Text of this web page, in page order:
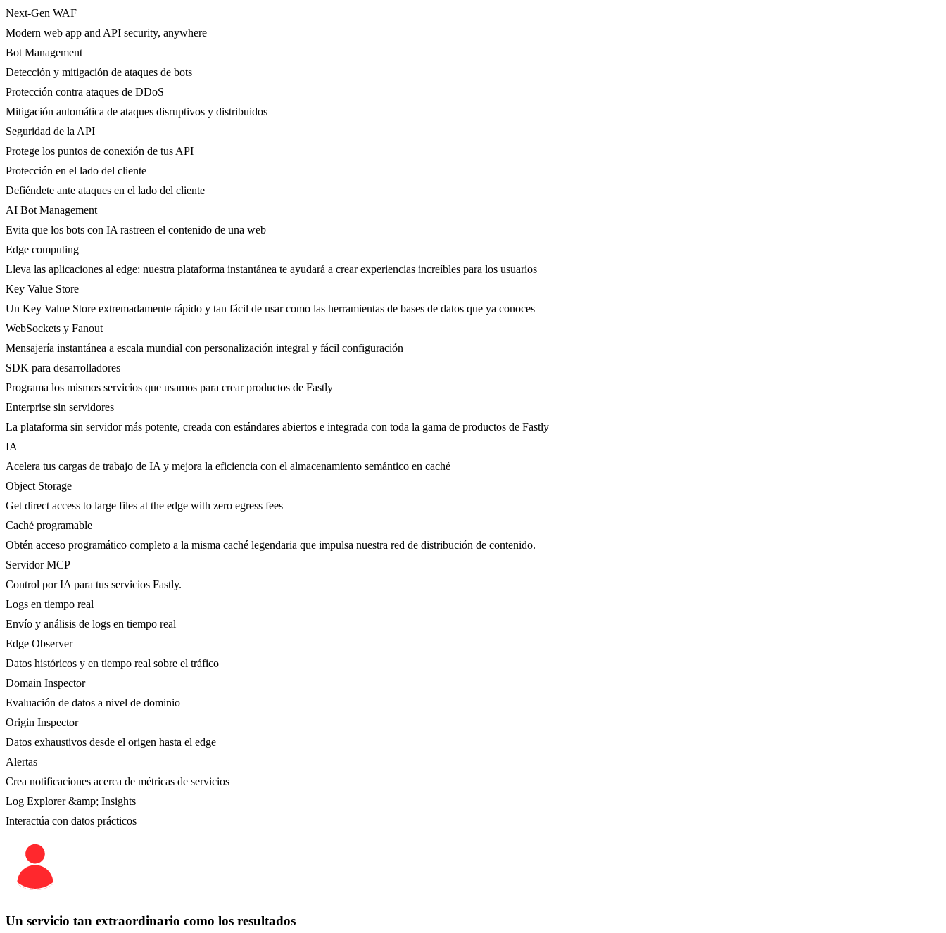
Next-Gen WAF
Modern web app and API security, anywhere
Bot Management
Detección y mitigación de ataques de bots
Protección contra ataques de DDoS
Mitigación automática de ataques disruptivos y distribuidos
Seguridad de la API
Protege los puntos de conexión de tus API
Protección en el lado del cliente
Defiéndete ante ataques en el lado del cliente
AI Bot Management
Evita que los bots con IA rastreen el contenido de una web
Edge computing
Lleva las aplicaciones al edge: nuestra plataforma instantánea te ayudará a crear experiencias increíbles para los usuarios
Key Value Store
Un Key Value Store extremadamente rápido y tan fácil de usar como las herramientas de bases de datos que ya conoces
WebSockets y Fanout
Mensajería instantánea a escala mundial con personalización integral y fácil configuración
SDK para desarrolladores
Programa los mismos servicios que usamos para crear productos de Fastly
Enterprise sin servidores
La plataforma sin servidor más potente, creada con estándares abiertos e integrada con toda la gama de productos de Fastly
IA
Acelera tus cargas de trabajo de IA y mejora la eficiencia con el almacenamiento semántico en caché
Object Storage
Get direct access to large files at the edge with zero egress fees
Caché programable
Obtén acceso programático completo a la misma caché legendaria que impulsa nuestra red de distribución de contenido.
Servidor MCP
Control por IA para tus servicios Fastly.
Logs en tiempo real
Envío y análisis de logs en tiempo real
Edge Observer
Datos históricos y en tiempo real sobre el tráfico
Domain Inspector
Evaluación de datos a nivel de dominio
Origin Inspector
Datos exhaustivos desde el origen hasta el edge
Alertas
Crea notificaciones acerca de métricas de servicios
Log Explorer &amp; Insights
Interactúa con datos prácticos
Un servicio tan extraordinario como los resultados